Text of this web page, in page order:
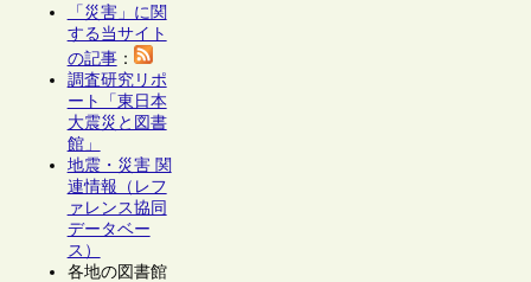
「災害」に関
する当サイト
の記事：
調査研究リポ
ート「東日本
大震災と図書
館」
地震・災害 関
連情報（レフ
ァレンス協同
データベー
ス）
各地の図書館